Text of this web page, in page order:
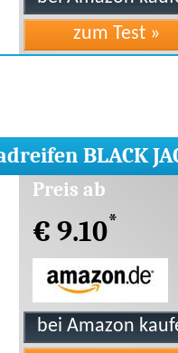
BLACK
Preis ab
€ 9.10*